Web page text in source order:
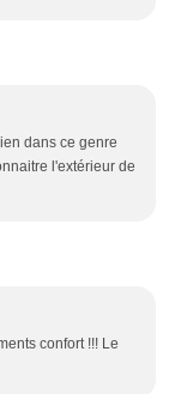
dans ce genre
l'extérieur de
confort !!! Le